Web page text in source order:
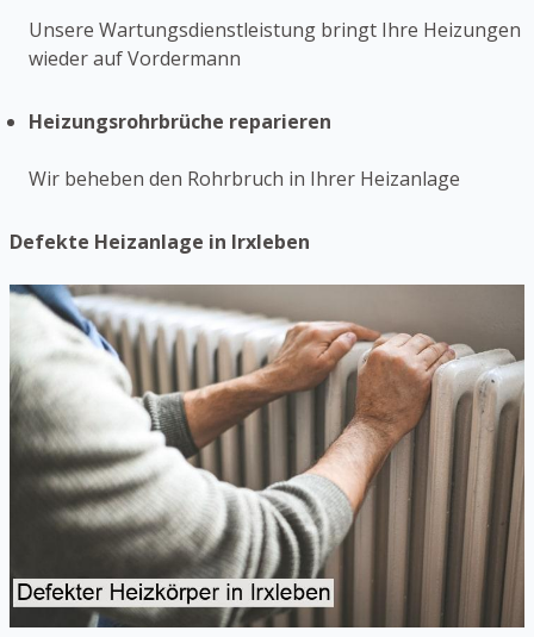
Unsere Wartungsdienstleistung bringt Ihre Heizungen
wieder auf Vordermann
Heizungsrohrbrüche reparieren
Wir beheben den Rohrbruch in Ihrer Heizanlage
Defekte Heizanlage in Irxleben